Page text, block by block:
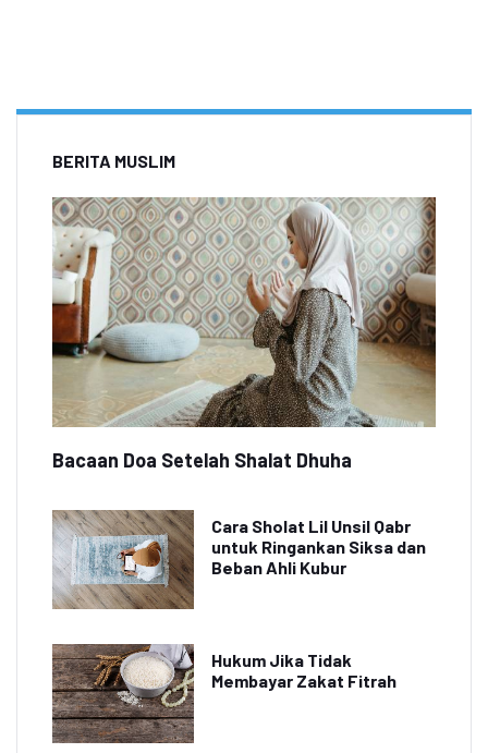
BERITA MUSLIM
Bacaan Doa Setelah Shalat Dhuha
Cara Sholat Lil Unsil Qabr
untuk Ringankan Siksa dan
Beban Ahli Kubur
Hukum Jika Tidak
Membayar Zakat Fitrah